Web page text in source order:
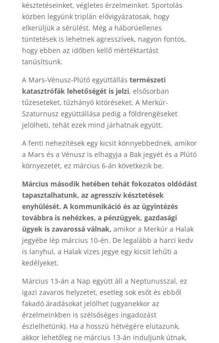
késztetéseinket, végletes érzelmeinket. Sportolás
közben legyünk triplán elővigyázatosak, hogy
elkerüljük a sérülést. Még a háborúellenes
tüntetések is lehetnek agresszívek, nagyon fontos,
hogy ebben az időben kellő mértéktartást
tanúsítsunk.
A Mars-Vénusz-Plútó együttállás természeti
katasztrófák lehetőségét is jelzi, elsősorban
tűzeseteket, tűzhányó kitöréseket. A Merkúr-
Szaturnusz együttállása pedig a földrengéseket
jelölheti, tehát ezek mind járhatnak együtt.
A fenti nehezítések egy kicsit könnyebbednek, amikor
a Mars és a Vénusz is elhagyja a Bak jegyét és a Plútó
környezetét, ez március 6-án következik be.
Március második hetében tehát fokozatos oldódást
tapasztalhatunk, az agresszív késztetések
enyhülését. A kommunikáció és az ügyintézés
továbbra is nehézkes, a pénzügyek, gazdasági
ügyek is zavarossá válnak, amikor a Merkúr a Halak
jegyébe lép március 10-én. De legalább a harci kedv
is lanyhul, a Halak vizes jegye egy kicsit lehűti a
kedélyeket.
Március 13-án a Nap együtt áll a Neptunusszal, ez
igazi zavaros helyzetet, esetleg sok esőt és ebből
fakadó áradásokat jelölhet (ugyanekkor az
érzelmeinkben is szélsőséges ingadozást
észlelhetünk). Ha a hosszú hétvégére elutazunk,
akkor lehetőleg ne március 13-án induljunk útnak,